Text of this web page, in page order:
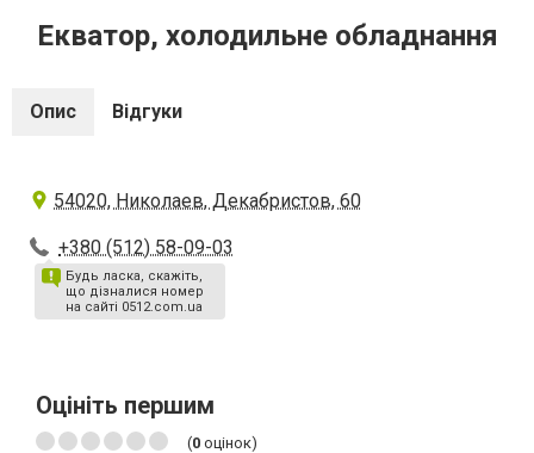
Екватор, холодильне обладнання
Опис Відгуки
54020, Николаев, Декабристов, 60
+380 (512) 58-09-03
Будь ласка, скажіть,
що дізналися номер
на сайті 0512.com.ua
Оцініть першим
(0 оцінок)